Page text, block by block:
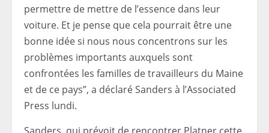
permettre de mettre de l’essence dans leur
voiture. Et je pense que cela pourrait être une
bonne idée si nous nous concentrons sur les
problèmes importants auxquels sont
confrontées les familles de travailleurs du Maine
et de ce pays”, a déclaré Sanders à l’Associated
Press lundi.
Sanders, qui prévoit de rencontrer Platner cette